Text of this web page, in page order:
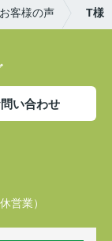
お客様の声 T様
い合わせ
営業）